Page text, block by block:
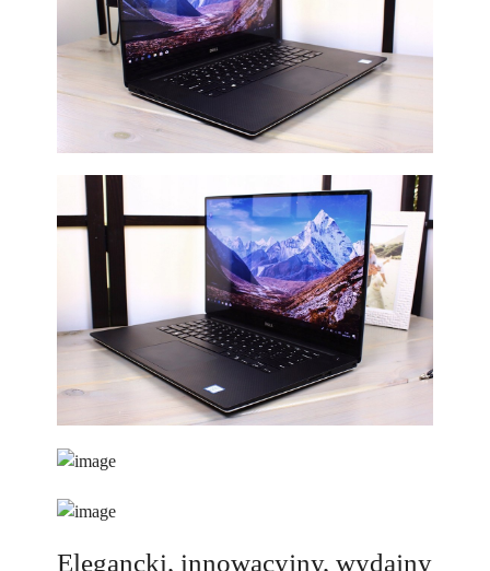
Elegancki, innowacyjny, wydajny